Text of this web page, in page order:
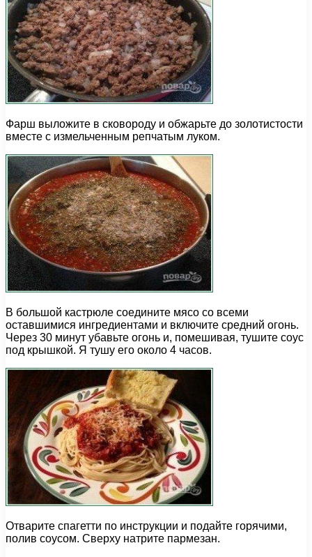
Фарш выложите в сковороду и обжарьте до золотистости
вместе с измельченным репчатым луком.
В большой кастрюле соедините мясо со всеми
оставшимися ингредиентами и включите средний огонь.
Через 30 минут убавьте огонь и, помешивая, тушите соус
под крышкой. Я тушу его около 4 часов.
Отварите спагетти по инструкции и подайте горячими,
полив соусом. Сверху натрите пармезан.